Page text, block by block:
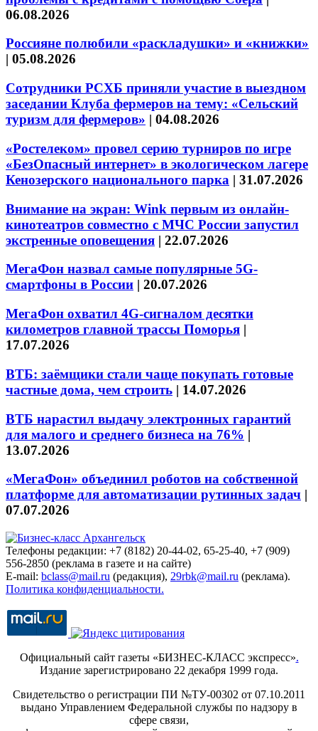
06.08.2026
Россияне полюбили «раскладушки» и «книжки»
| 05.08.2026
Сотрудники РСХБ приняли участие в выездном
заседании Клуба фермеров на тему: «Сельский
туризм для фермеров» | 04.08.2026
«Ростелеком» провел серию турниров по игре
«БезОпасный интернет» в экологическом лагере
Кенозерского национального парка | 31.07.2026
Внимание на экран: Wink первым из онлайн-
кинотеатров совместно с МЧС России запустил
экстренные оповещения | 22.07.2026
МегаФон назвал самые популярные 5G-
смартфоны в России | 20.07.2026
МегаФон охватил 4G-сигналом десятки
километров главной трассы Поморья |
17.07.2026
ВТБ: заёмщики стали чаще покупать готовые
частные дома, чем строить | 14.07.2026
ВТБ нарастил выдачу электронных гарантий
для малого и среднего бизнеса на 76% |
13.07.2026
«МегаФон» объединил роботов на собственной
платформе для автоматизации рутинных задач |
07.07.2026
Телефоны редакции: +7 (8182) 20-44-02, 65-25-40, +7 (909)
556-2850 (реклама в газете и на сайте)
E-mail: bclass@mail.ru (редакция), 29rbk@mail.ru (реклама).
Политика конфиденциальности.
Официальный сайт газеты «БИЗНЕС-КЛАСС экспресс».
Издание зарегистрировано 22 декабря 1999 года.
Свидетельство о регистрации ПИ №ТУ-00302 от 07.10.2011
выдано Управлением Федеральной службы по надзору в
сфере связи,